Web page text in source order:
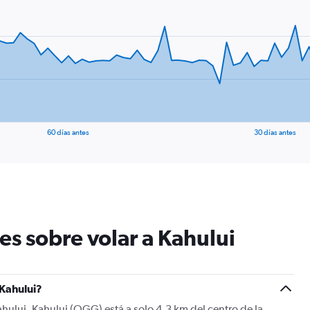
60 días antes 30 días antes
sobre volar a Kahului